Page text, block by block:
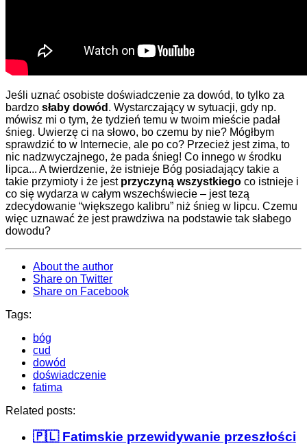
Jeśli uznać osobiste doświadczenie za dowód, to tylko za
bardzo słaby dowód . Wystarczający w sytuacji, gdy np.
mówisz mi o tym, że tydzień temu w twoim mieście padał
śnieg. Uwierzę ci na słowo, bo czemu by nie? Mógłbym
sprawdzić to w Internecie, ale po co? Przecież jest zima, to
nic nadzwyczajnego, że pada śnieg! Co innego w środku
lipca... A twierdzenie, że istnieje Bóg posiadający takie a
takie przymioty i że jest przyczyną wszystkiego co istnieje i
co się wydarza w całym wszechświecie – jest tezą
zdecydowanie “większego kalibru” niż śnieg w lipcu. Czemu
więc uznawać że jest prawdziwa na podstawie tak słabego
dowodu?
About the author
Share on Twitter
Share on Facebook
Tags:
bóg
cud
dowód
doświadczenie
fatima
Related posts:
🇵🇱 Fatimskie przewidywanie przeszłości